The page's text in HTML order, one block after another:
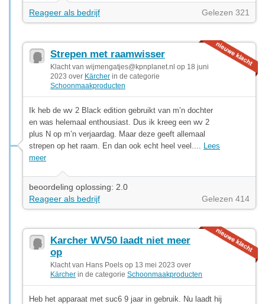
Reageer als bedrijf Gelezen 321
Strepen met raamwisser
Klacht van wijmengatjes@kpnplanet.nl op 18 juni
2023 over Kärcher in de categorie
Schoonmaakproducten
Ik heb de wv 2 Black edition gebruikt van m’n dochter
en was helemaal enthousiast. Dus ik kreeg een wv 2
plus N op m’n verjaardag. Maar deze geeft allemaal
strepen op het raam. En dan ook echt heel veel.... Lees
meer
beoordeling oplossing: 2.0
Reageer als bedrijf
Gelezen 414
Karcher WV50 laadt niet meer
op
Klacht van Hans Poels op 13 mei 2023 over
Kärcher in de categorie Schoonmaakproducten
Heb het apparaat met suc6 9 jaar in gebruik. Nu laadt hij